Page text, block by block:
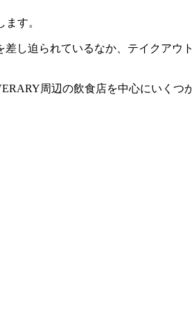
す。
し迫られているなか、テイクアウ
周辺の飲食店を中心にいくつ